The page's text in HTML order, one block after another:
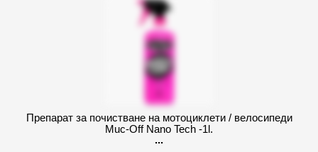
Препарат за почистване на мотоциклети / велосипеди
Muc-Off Nano Tech -1l.